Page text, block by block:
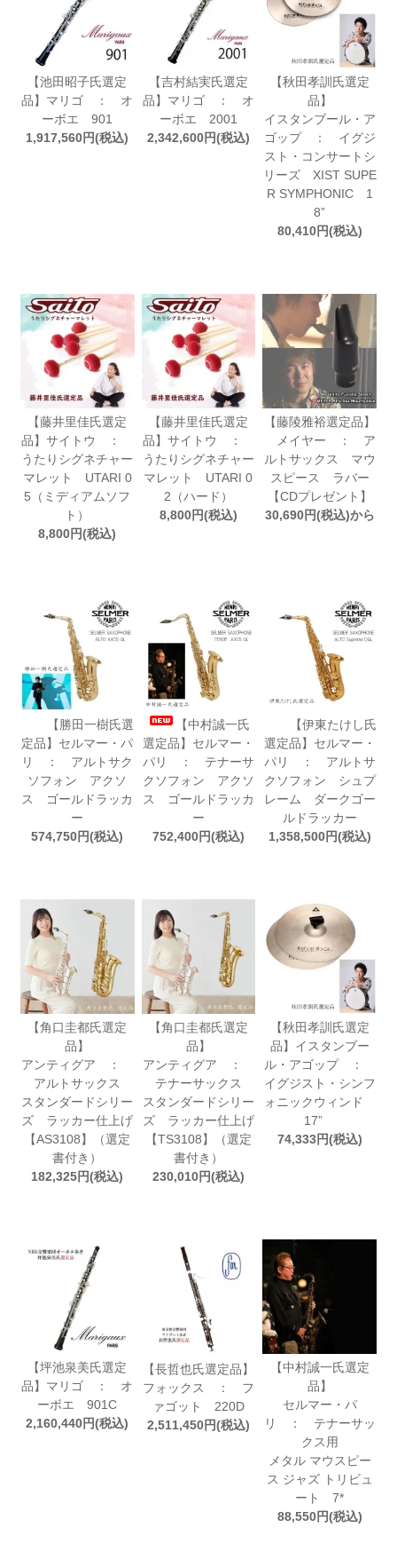
【池田昭子氏選定
品】マリゴ ： オ
ーボエ 901
1,917,560円(税込)
【吉村結実氏選定
品】マリゴ ： オ
ーボエ 2001
2,342,600円(税込)
【秋田孝訓氏選定
品】
イスタンブール・ア
ゴップ ： イグジ
スト・コンサートシ
リーズ XIST SUPE
R SYMPHONIC 1
8”
80,410円(税込)
【藤井里佳氏選定
品】サイトウ ：
うたりシグネチャー
マレット UTARI 0
5（ミディアムソフ
ト）
8,800円(税込)
【藤井里佳氏選定
品】サイトウ ：
うたりシグネチャー
マレット UTARI 0
2（ハード）
8,800円(税込)
【藤陵雅裕選定品】
メイヤー ： ア
ルトサックス マウ
スピース ラバー
【CDプレゼント】
30,690円(税込)から
【勝田一樹氏選
定品】セルマー・パ
リ ： アルトサク
ソフォン アクソ
ス ゴールドラッカ
ー
574,750円(税込)
【中村誠一氏
選定品】セルマー・
パリ ： テナーサ
クソフォン アクソ
ス ゴールドラッカ
ー
752,400円(税込)
【伊東たけし氏
選定品】セルマー・
パリ ： アルトサ
クソフォン シュプ
レーム ダークゴー
ルドラッカー
1,358,500円(税込)
【角口圭都氏選定
品】
アンティグア ：
アルトサックス
スタンダードシリー
ズ ラッカー仕上げ
【AS3108】（選定
書付き）
182,325円(税込)
【角口圭都氏選定
品】
アンティグア ：
テナーサックス
スタンダードシリー
ズ ラッカー仕上げ
【TS3108】（選定
書付き）
230,010円(税込)
【秋田孝訓氏選定
品】イスタンブー
ル・アゴップ ：
イグジスト・シンフ
ォニックウィンド
17”
74,333円(税込)
【坪池泉美氏選定
品】マリゴ ： オ
ーボエ 901C
2,160,440円(税込)
【長哲也氏選定品】
フォックス ： フ
ァゴット 220D
2,511,450円(税込)
【中村誠一氏選定
品】
セルマー・パ
リ ： テナーサッ
クス用
メタル マウスピー
ス ジャズ トリビュ
ート 7*
88,550円(税込)